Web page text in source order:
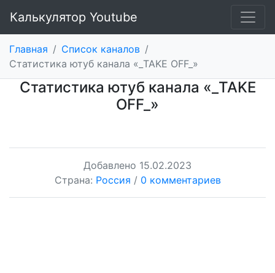
Калькулятор Youtube
Главная / Список каналов /
Статистика ютуб канала «_TAKE OFF_»
Статистика ютуб канала «_TAKE
OFF_»
Добавлено 15.02.2023
Страна: Россия / 0 комментариев